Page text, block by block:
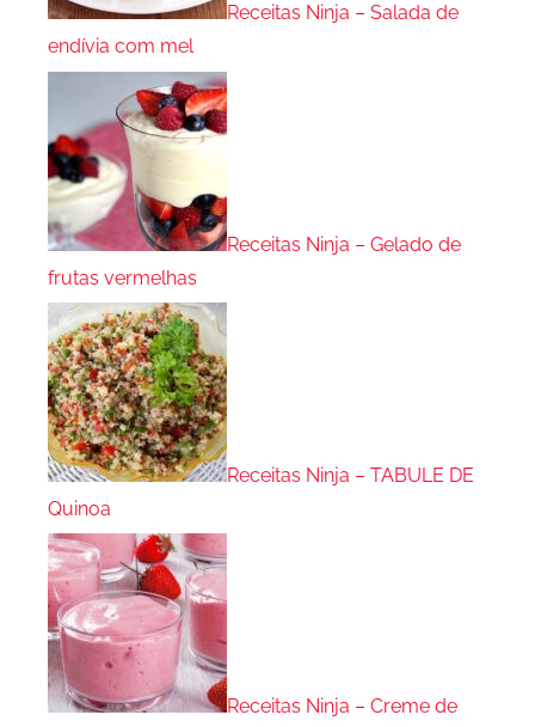
Receitas Ninja – Salada de
endívia com mel
Receitas Ninja – Gelado de
frutas vermelhas
Receitas Ninja – TABULE DE
Quinoa
Receitas Ninja – Creme de